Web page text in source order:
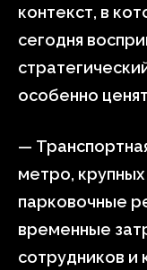
контекст, в
сегодня
особенно
—
метро,
парковочные
временные
сотрудников и